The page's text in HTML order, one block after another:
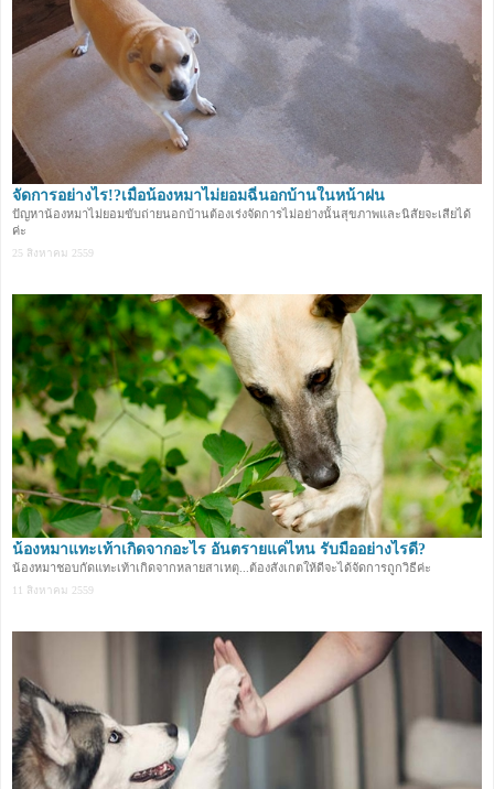
จัดการอย่างไร!?เมื่อน้องหมาไม่ยอมฉี่นอกบ้านในหน้าฝน
ปัญหาน้องหมาไม่ยอมขับถ่ายนอกบ้านต้องเร่งจัดการไม่อย่างนั้นสุขภาพและนิสัยจะเสียได้
ค่ะ
25 สิงหาคม 2559
น้องหมาแทะเท้าเกิดจากอะไร อันตรายแค่ไหน รับมืออย่างไรดี?
น้องหมาชอบกัดแทะเท้าเกิดจากหลายสาเหตุ...ต้องสังเกตให้ดีจะได้จัดการถูกวิธีค่ะ
11 สิงหาคม 2559